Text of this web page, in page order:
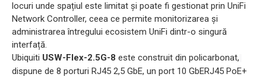
locuri unde spațiul este limitat și poate fi gestionat prin UniFi
Network Controller, ceea ce permite monitorizarea și
administrarea întregului ecosistem UniFi dintr-o singură
interfață.
Ubiquiti USW-Flex-2.5G-8 este construit din policarbonat,
dispune de 8 porturi RJ45 2,5 GbE, un port 10 GbERJ45 PoE+